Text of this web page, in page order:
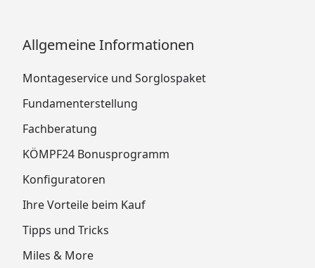
Allgemeine Informationen
Montageservice und Sorglospaket
Fundamenterstellung
Fachberatung
KÖMPF24 Bonusprogramm
Konfiguratoren
Ihre Vorteile beim Kauf
Tipps und Tricks
Miles & More